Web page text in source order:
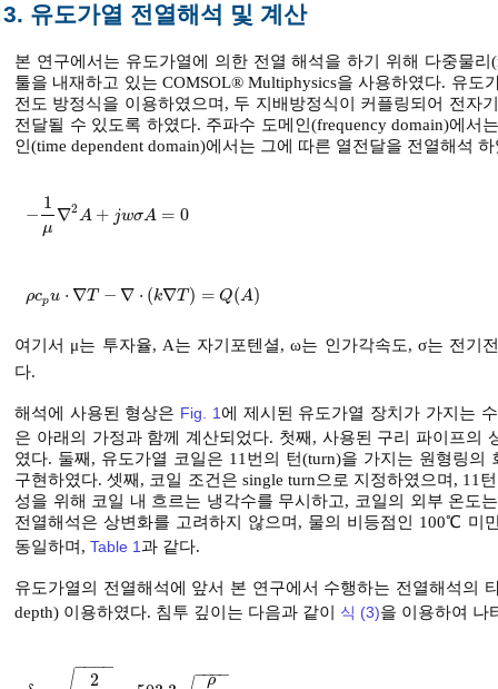
3. 유도가열 전열해석 및 계산
본 연구에서는 유도가열에 의한 전열 해석을 하기 위해 다중물
툴을 내재하고 있는 COMSOL® Multiphysics을 사용하였다. 유
전도 방정식을 이용하였으며, 두 지배방정식이 커플링되어 전자
전달될 수 있도록 하였다. 주파수 도메인(frequency domain)에
인(time dependent domain)에서는 그에 따른 열전달을 전열해석
−
1
μ
∇2 A + jwσA = 0
-1μ∇2A +jwσA= 0
ρcpu ⋅ ∇T − ∇ ⋅ (k∇T ) = Q(A)
ρcpu⋅∇T -∇⋅(k∇T )=Q(A)
여기서 μ는 투자율, A는 자기포텐셜, ω는 인가각속도, σ는 전기
다.
해석에 사용된 형상은 Fig. 1에 제시된 유도가열 장치가 가지는
은 아래의 가정과 함께 계산되었다. 첫째, 사용된 구리 파이프의
였다. 둘째, 유도가열 코일은 11번의 턴(turn)을 가지는 원형링
구현하였다. 셋째, 코일 조건은 single turn으로 지정하였으며, 11
성을 위해 코일 내 흐르는 냉각수를 무시하고, 코일의 외부 온
전열해석은 상변화를 고려하지 않으며, 물의 비등점인 100℃ 미
동일하며, Table 1과 같다.
유도가열의 전열해석에 앞서 본 연구에서 수행하는 전열해석의
depth) 이용하였다. 침투 깊이는 다음과 같이 식 (3)을 이용하여 나
2
− −
−−
ρ
− −
−−